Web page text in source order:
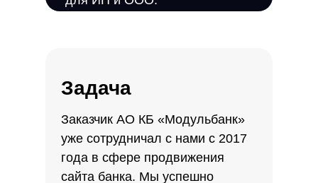
Задача
Заказчик АО КБ «Модульбанк»
уже сотрудничал с нами с 2017
года в сфере продвижения
сайта банка. Мы успешно